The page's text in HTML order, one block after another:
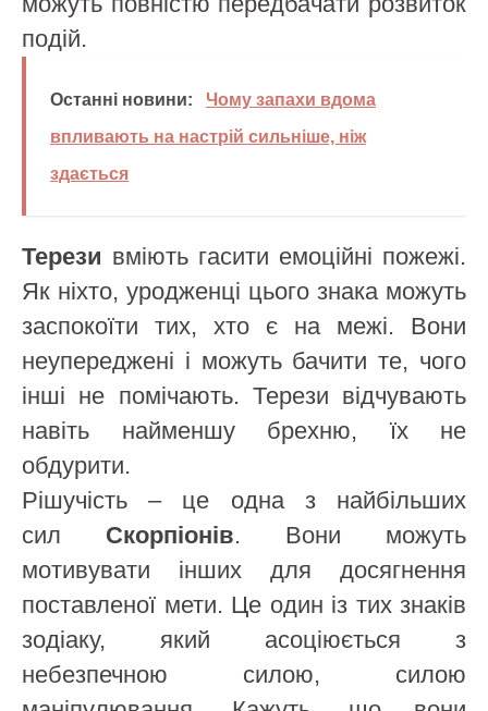
подій.
Останні новини:
Чому запахи вдома
впливають на настрій сильніше, ніж
здається
Терези вміють гасити емоційні пожежі.
Як ніхто, уродженці цього знака можуть
заспокоїти тих, хто є на межі. Вони
неупереджені і можуть бачити те, чого
інші не помічають. Терези відчувають
навіть найменшу брехню, їх не
обдурити.
Рішучість – це одна з найбільших
сил Скорпіонів. Вони можуть
мотивувати інших для досягнення
поставленої мети. Це один із тих знаків
зодіаку, який асоціюється з
небезпечною силою, силою